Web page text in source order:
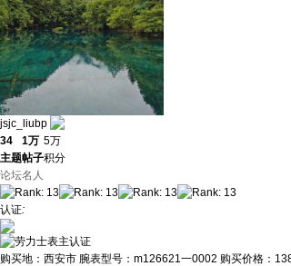
jsjc_liubp
34
主题
1万
帖子
5万
积分
论坛名人
认证:
购买地： 西安市 腕表型号： m126621一0002 购买价格：